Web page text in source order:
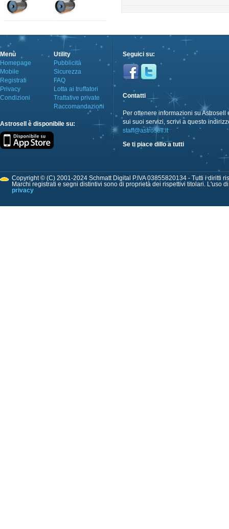
Menù
Homepage
Mobile
Registrati
Privacy
Condizioni
Utility
Pubblicità
Sicurezza
FAQ
Lotta ai truffatori
Trattative private
Raccomandazioni
Astrosell è disponibile su:
Seguici su:
Contatti
Per ottenere informazioni su Astrosell
sui suoi servizi, scrivi a questo
staff@astrosell.it
Se ti piace dillo a tutti
Copyright © (C) 2001-2024 Schmatt Digital P.IVA 03855820134 - Tutti i diritti
Marchi registrati e segni distintivi sono di proprietà dei rispettivi titolari. L'uso
privacy